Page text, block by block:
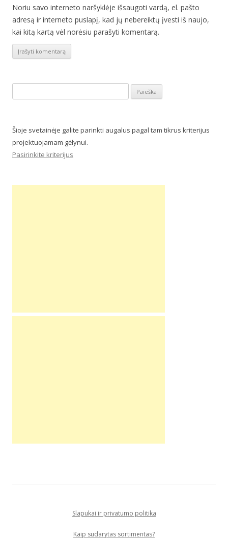
Noriu savo interneto naršyklėje išsaugoti vardą, el. pašto
adresą ir interneto puslapį, kad jų nebereiktų įvesti iš naujo,
kai kitą kartą vėl norėsiu parašyti komentarą.
Šioje svetainėje galite parinkti augalus pagal tam tikrus kriterijus
projektuojamam gėlynui.
Pasirinkite kriterijus
Slapukai ir privatumo politika
Kaip sudarytas sortimentas?